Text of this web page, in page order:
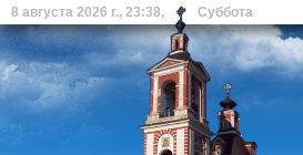
8 августа 2026 г., 23:38, Суббота